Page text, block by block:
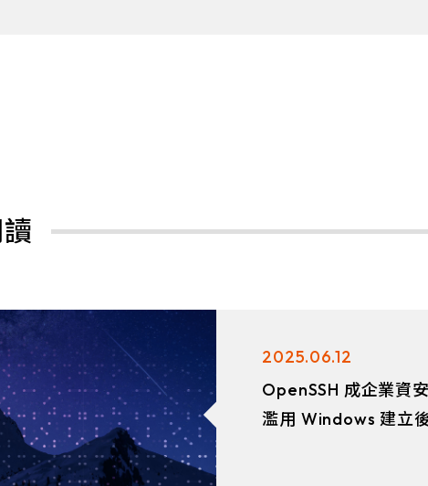
2025.06.12
OpenSSH 成企業資
濫用 Windows 建立